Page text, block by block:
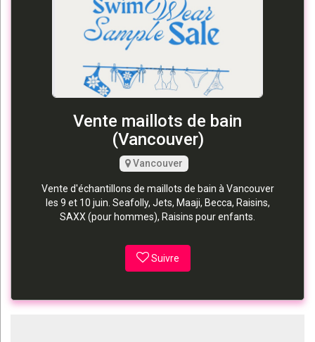
Vente maillots de bain
(Vancouver)
Vancouver
Vente d'échantillons de maillots de bain à Vancouver
les 9 et 10 juin. Seafolly, Jets, Maaji, Becca, Raisins,
SAXX (pour hommes), Raisins pour enfants.
Suivre